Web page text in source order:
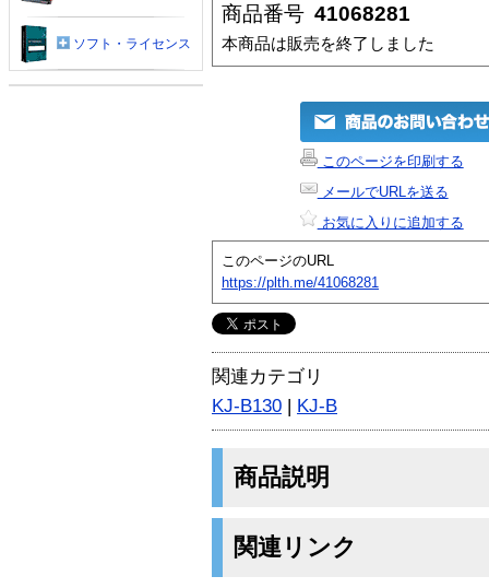
商品番号 41068281
本商品は販売を終了しました
このページを印刷する
メールでURLを送る
お気に入りに追加する
このページのURL
https://plth.me/41068281
関連カテゴリ
KJ-B130 | KJ-B
商品説明
関連リンク
ソフト・ライセンス